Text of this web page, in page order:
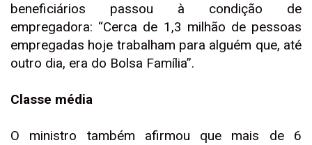
beneficiários passou à condição de
empregadora: “Cerca de 1,3 milhão de pessoas
empregadas hoje trabalham para alguém que, até
outro dia, era do Bolsa Família”.
Classe média
O ministro também afirmou que mais de 6